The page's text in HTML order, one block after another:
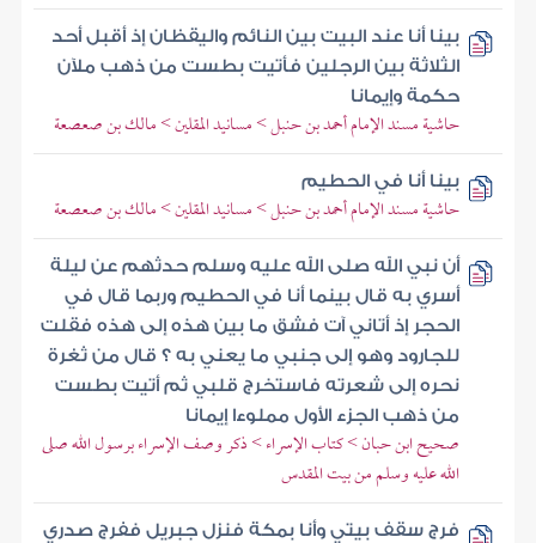
بينا أنا عند البيت بين النائم واليقظان إذ أقبل أحد
الثلاثة بين الرجلين فأتيت بطست من ذهب ملآن
حكمة وإيمانا
حاشية مسند الإمام أحمد بن حنبل > مسانيد المقلين > مالك بن صعصعة
بينا أنا في الحطيم
حاشية مسند الإمام أحمد بن حنبل > مسانيد المقلين > مالك بن صعصعة
أن نبي الله صلى الله عليه وسلم حدثهم عن ليلة
أسري به قال بينما أنا في الحطيم وربما قال في
الحجر إذ أتاني آت فشق ما بين هذه إلى هذه فقلت
للجارود وهو إلى جنبي ما يعني به ؟ قال من ثغرة
نحره إلى شعرته فاستخرج قلبي ثم أتيت بطست
من ذهب الجزء الأول مملوءا إيمانا
صحيح ابن حبان > كتاب الإسراء > ذكر وصف الإسراء برسول الله صلى
الله عليه وسلم من بيت المقدس
فرج سقف بيتي وأنا بمكة فنزل جبريل ففرج صدري